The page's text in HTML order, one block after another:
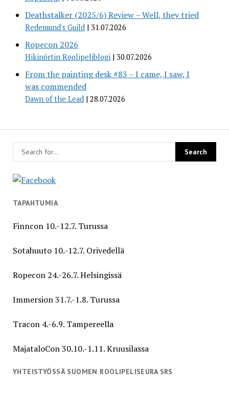
Deathstalker (2025/6) Review – Well, they tried
Redemund's Guild 31.07.2026
Ropecon 2026
Hikinörtin Roolipeliblogi 30.07.2026
From the painting desk #83 – I came, I saw, I
was commended
Dawn of the Lead 28.07.2026
TAPAHTUMIA
Finncon 10.-12.7. Turussa
Sotahuuto 10.-12.7. Orivedellä
Ropecon 24.-26.7. Helsingissä
Immersion 31.7.-1.8. Turussa
Tracon 4.-6.9. Tampereella
MajataloCon 30.10.-1.11. Kruusilassa
YHTEISTYÖSSÄ SUOMEN ROOLIPELISEURA SRS